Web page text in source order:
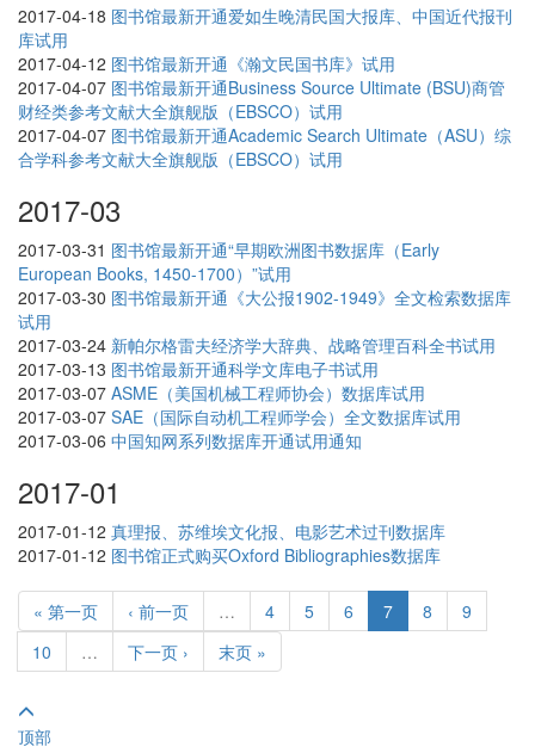
2017-04-18 图书馆最新开通爱如生晚清民国大报库、中国近代报刊
库试用
2017-04-12 图书馆最新开通《瀚文民国书库》试用
2017-04-07 图书馆最新开通Business Source Ultimate (BSU)商管
财经类参考文献大全旗舰版（EBSCO）试用
2017-04-07 图书馆最新开通Academic Search Ultimate（ASU）综
合学科参考文献大全旗舰版（EBSCO）试用
2017-03
2017-03-31 图书馆最新开通“早期欧洲图书数据库（Early
European Books, 1450-1700）”试用
2017-03-30 图书馆最新开通《大公报1902-1949》全文检索数据库
试用
2017-03-24 新帕尔格雷夫经济学大辞典、战略管理百科全书试用
2017-03-13 图书馆最新开通科学文库电子书试用
2017-03-07 ASME（美国机械工程师协会）数据库试用
2017-03-07 SAE（国际自动机工程师学会）全文数据库试用
2017-03-06 中国知网系列数据库开通试用通知
2017-01
2017-01-12 真理报、苏维埃文化报、电影艺术过刊数据库
2017-01-12 图书馆正式购买Oxford Bibliographies数据库
« 第一页 ‹ 前一页 … 4 5 6 7 8
9
10
… 下一页 › 末页 »
顶部